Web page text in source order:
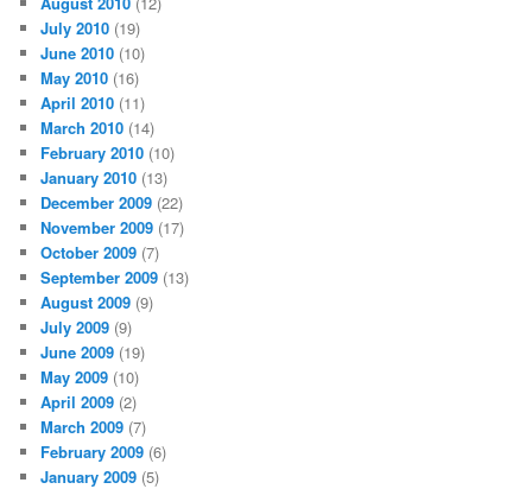
July 2010 (19)
June 2010 (10)
May 2010 (16)
April 2010 (11)
March 2010 (14)
February 2010 (10)
January 2010 (13)
December 2009 (22)
November 2009 (17)
October 2009 (7)
September 2009 (13)
August 2009 (9)
July 2009 (9)
June 2009 (19)
May 2009 (10)
April 2009 (2)
March 2009 (7)
February 2009 (6)
January 2009 (5)